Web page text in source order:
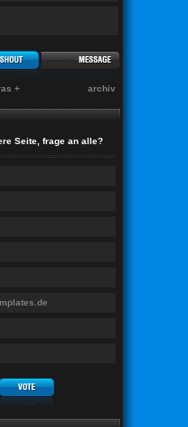
+ archiv
Seite, frage an alle?